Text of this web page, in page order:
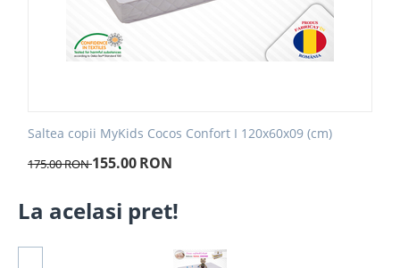
Saltea copii MyKids Cocos Confort I 120x60x09 (cm)
175.00RON155.00RON
La acelasi pret!